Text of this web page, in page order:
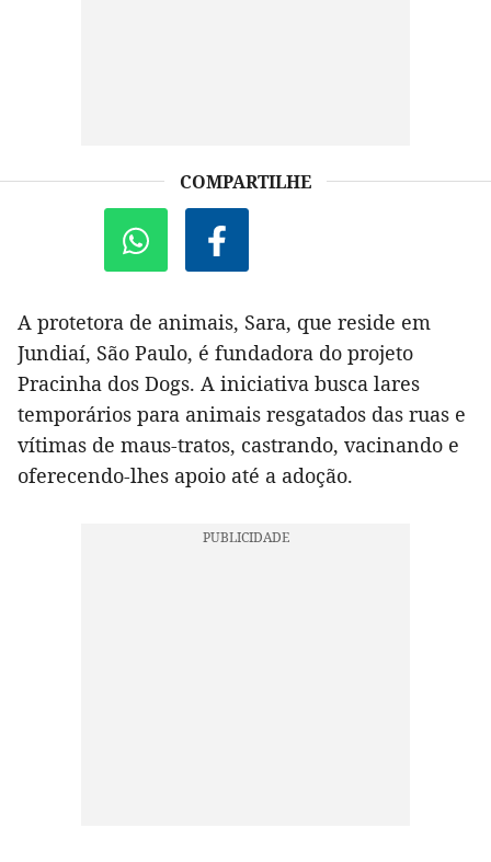
COMPARTILHE
A protetora de animais, Sara, que reside em
Jundiaí, São Paulo, é fundadora do projeto
Pracinha dos Dogs. A iniciativa busca lares
temporários para animais resgatados das ruas e
vítimas de maus-tratos, castrando, vacinando e
oferecendo-lhes apoio até a adoção.